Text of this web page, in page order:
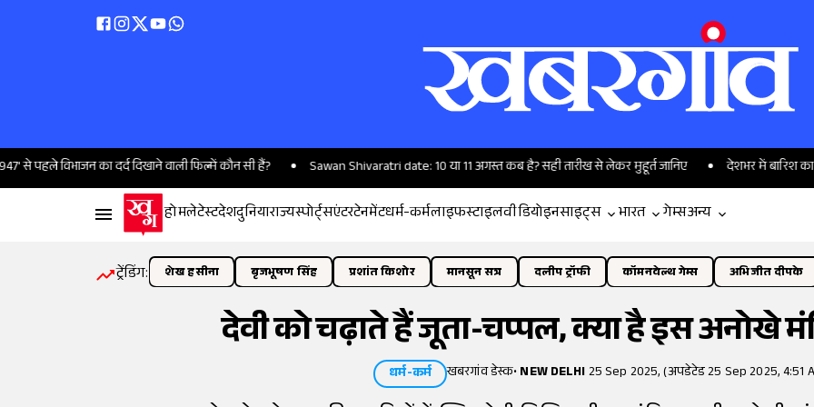
का दर्द दिखाने वाली फिल्में कौन सी हैं? Sawan Shivaratri date: 10 या 11 अगस्त कब है? सही तारीख से लेकर मुहूर्त जानिए देशभर में बारिश का दौर,
होमलेटेस्टदेशदुनियाराज्यस्पोर्ट्सएंटरटेनमेंटधर्म-कर्मलाइफस्टाइलवीडियोइनसाइट्स भारत गेम्सअन्य
ट्रेंडिंग: शेख हसीना बृजभूषण सिंह प्रशांत किशोर मानसून सत्र दलीप ट्रॉफी कॉमनवेल्थ गेम्स अभिजीत दीपके
देवी को चढ़ाते हैं जूता-चप्पल, क्या है इस अनोखे
धर्म-कर्म खबरगांव डेस्क•NEW DELHI25 Sep 2025, (अपडेटेड 25 Sep 2025, 4:51